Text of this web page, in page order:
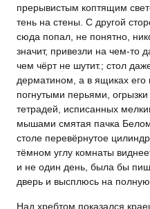
прерывистым коптящим
тень на стены. С другой
сюда попал, не понятно,
значит, привезли на чем-то
чем чёрт не шутит.; стол
дерматином, а в ящиках его
погнутыми перьями,
тетрадей, исписанных
мышами смятая пачка
столе перевёрнутое
тёмном углу комнаты
и не один день, была бы
дверь и высплюсь на полную
Над хребтом показался